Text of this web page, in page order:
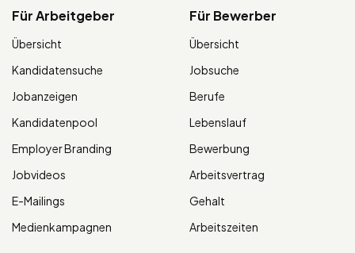
Für Arbeitgeber
Übersicht
Kandidatensuche
Jobanzeigen
Kandidatenpool
Employer Branding
Jobvideos
E-Mailings
Medienkampagnen
Für Bewerber
Übersicht
Jobsuche
Berufe
Lebenslauf
Bewerbung
Arbeitsvertrag
Gehalt
Arbeitszeiten